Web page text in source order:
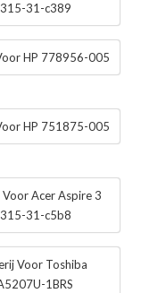
31-c389
HP 778956-005
HP 751875-005
Acer Aspire 3
31-c5b8
Voor Toshiba
1BRS